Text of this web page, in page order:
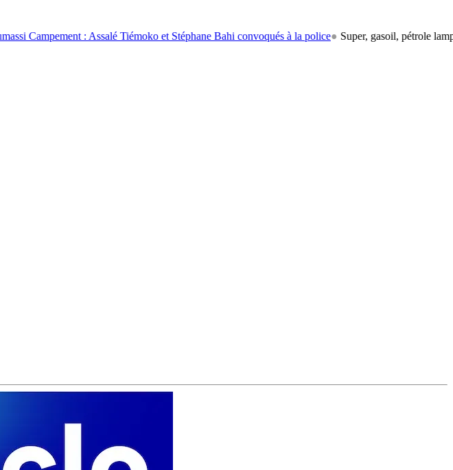
: Assalé Tiémoko et Stéphane Bahi convoqués à la police ● Super, gasoil, pétrole lampant: le